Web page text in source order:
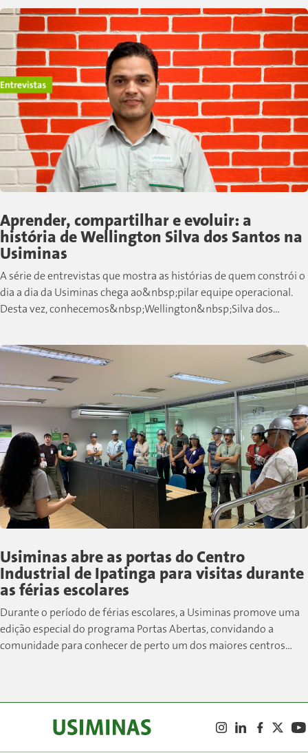
Aprender, compartilhar e evoluir: a
história de Wellington Silva dos Santos na
Usiminas
A série de entrevistas que mostra as histórias de quem constrói o
dia a dia da Usiminas chega ao&nbsp;pilar equipe operacional.
Desta vez, conhecemos&nbsp;Wellington&nbsp;Silva dos
Usiminas abre as portas do Centro
Industrial de Ipatinga para visitas durante
as férias escolares
Durante o período de férias escolares, a Usiminas promove uma
edição especial do programa Portas Abertas, convidando a
comunidade para conhecer de perto um dos maiores centros